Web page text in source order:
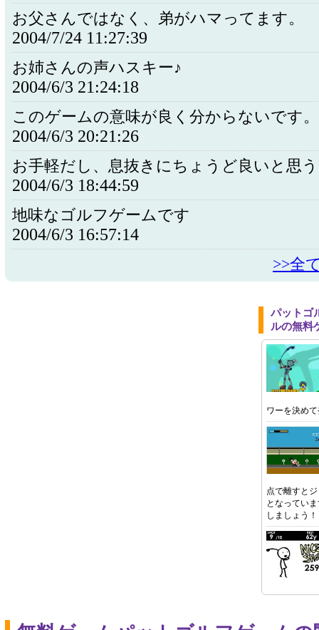
お父さんではなく、弟がハマってます。
2004/7/24 11:27:39
お姉さんの声ハスキー♪
2004/6/3 21:24:18
このゲームの意味が良く分からないです。
2004/6/3 20:21:26
お手軽だし、息抜きにちょうど良いと思う
2004/6/3 18:44:59
地味なゴルフゲームです
2004/6/3 16:57:14
>>全
パットゴ
ルの無料
ワーを決め
点で離すと
となってい
しましょう！